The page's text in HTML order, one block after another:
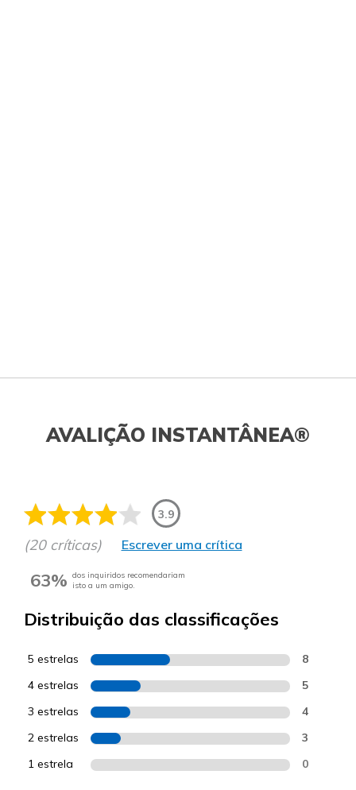
AVALIÇÃO INSTANTÂNEA®
3.9
(20 críticas) Escrever uma crítica
63% dos inquiridos recomendariam
isto a um amigo.
Distribuição das classificações
5 estrelas 8
4 estrelas 5
3 estrelas 4
2 estrelas 3
1 estrela 0